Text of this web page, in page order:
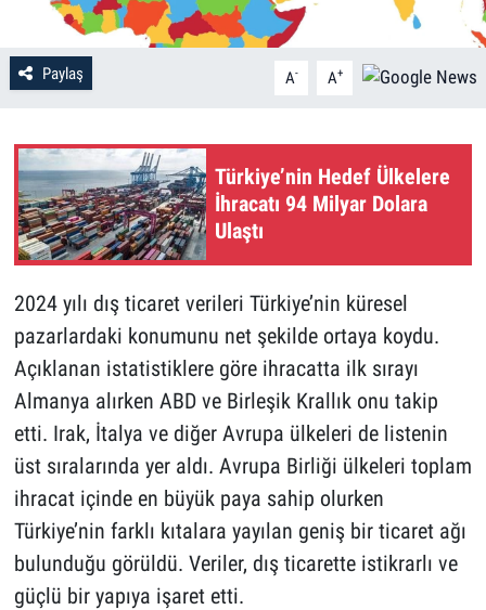
Paylaş A- A+
Türkiye’nin Hedef Ülkelere
İhracatı 94 Milyar Dolara
Ulaştı
2024 yılı dış ticaret verileri Türkiye’nin küresel
pazarlardaki konumunu net şekilde ortaya koydu.
Açıklanan istatistiklere göre ihracatta ilk sırayı
Almanya alırken ABD ve Birleşik Krallık onu takip
etti. Irak, İtalya ve diğer Avrupa ülkeleri de listenin
üst sıralarında yer aldı. Avrupa Birliği ülkeleri toplam
ihracat içinde en büyük paya sahip olurken
Türkiye’nin farklı kıtalara yayılan geniş bir ticaret ağı
bulunduğu görüldü. Veriler, dış ticarette istikrarlı ve
güçlü bir yapıya işaret etti.